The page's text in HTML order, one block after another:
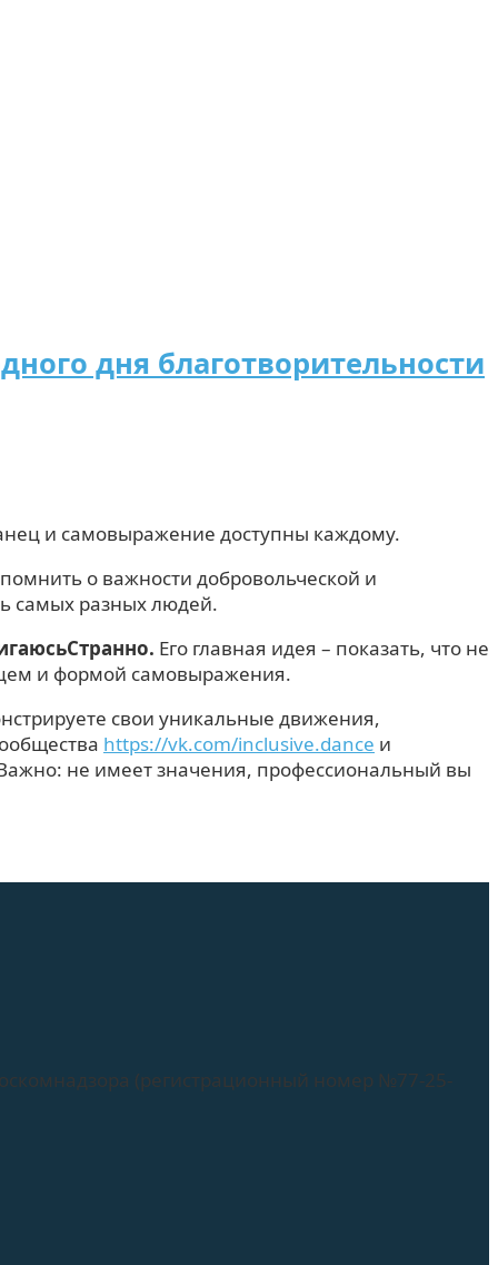
дня благотворительности
и самовыражение доступны каждому.
о важности добровольческой и
самых разных людей.
Его главная идея – показать, что не
и формой самовыражения.
свои уникальные движения,
https://vk.com/inclusive.dance и
не имеет значения, профессиональный вы
(регистрационный номер №77-25-